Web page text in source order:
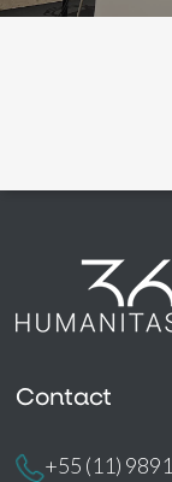
Contact
+55 (11)